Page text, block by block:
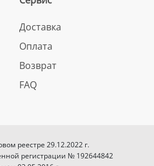
Доставка
Оплата
Возврат
FAQ
реестре 29.12.2022 г.
регистрации № 192644842